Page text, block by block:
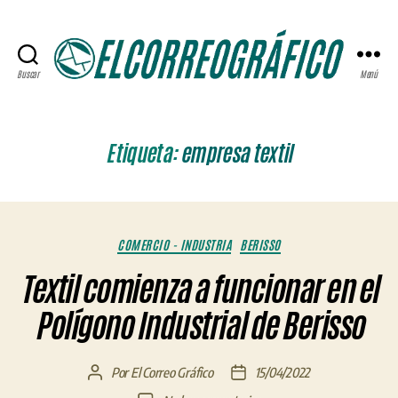
Buscar Menú
Etiqueta:empresa textil
Categorías
COMERCIO - INDUSTRIA BERISSO
Textil comienza a funcionar en el
Polígono Industrial de Berisso
AutorPorEl Correo Gráfico
Fecha15/04/2022